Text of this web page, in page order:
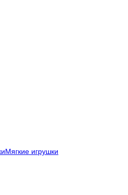
Мягкие игрушки